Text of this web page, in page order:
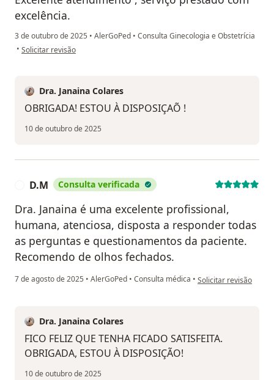
excelência.
3 de outubro de 2025 • AlerGoPed • Consulta Ginecologia e Obstetrícia
• na opinião do utilizador M.T.B.A
Solicitar revisão
Dra. Janaina Colares
OBRIGADA! ESTOU À DISPOSIÇAÕ !
10 de outubro de 2025
D.M Consulta verificada
Dra. Janaina é uma excelente profissional,
humana, atenciosa, disposta a responder todas
as perguntas e questionamentos da paciente.
Recomendo de olhos fechados.
7 de agosto de 2025 • AlerGoPed • Consulta médica • na opinião do
Solicitar revisão
Dra. Janaina Colares
FICO FELIZ QUE TENHA FICADO SATISFEITA.
OBRIGADA, ESTOU À DISPOSIÇÃO!
10 de outubro de 2025